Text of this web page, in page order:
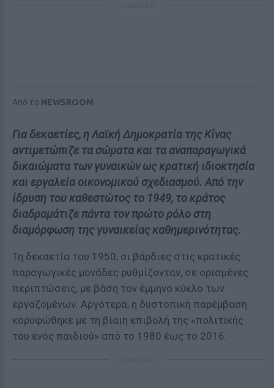
Από το NEWSROOM
Για δεκαετίες, η Λαϊκή Δημοκρατία της Κίνας
αντιμετώπιζε τα σώματα και τα αναπαραγωγικά
δικαιώματα των γυναικών ως κρατική ιδιοκτησία
και εργαλεία οικονομικού σχεδιασμού. Από την
ίδρυση του καθεστώτος το 1949, το κράτος
διαδραμάτιζε πάντα τον πρώτο ρόλο στη
διαμόρφωση της γυναικείας καθημερινότητας.
Τη δεκαετία του 1950, οι βάρδιες στις κρατικές
παραγωγικές μονάδες ρυθμίζονταν, σε ορισμένες
περιπτώσεις, με βάση τον έμμηνο κύκλο των
εργαζομένων. Αργότερα, η δυστοπική παρέμβαση
κορυφώθηκε με τη βίαιη επιβολή της «πολιτικής
του ενός παιδιού» από το 1980 έως το 2016.